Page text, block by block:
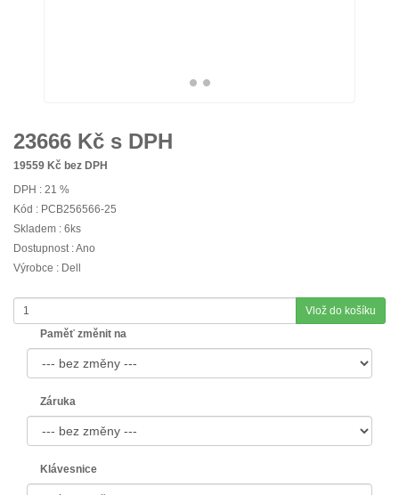
23666 Kč s DPH
19559 Kč bez DPH
DPH : 21 %
Kód : PCB256566-25
Skladem : 6ks
Dostupnost : Ano
Výrobce : Dell
Vlož do košíku
Paměť změnit na
Záruka
Klávesnice